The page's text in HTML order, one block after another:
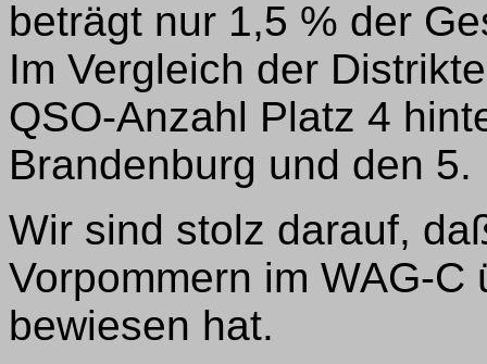
beträgt nur 1,5 % der
Im Vergleich der
QSO-Anzahl Platz 4
Brandenburg und den
Wir sind stolz darauf,
Vorpommern im WAG-
bewiesen hat.